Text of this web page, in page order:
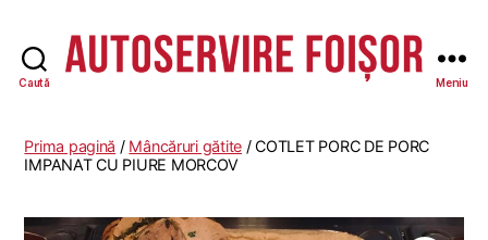
Caută Meniu
Prima pagină / Mâncăruri gătite / COTLET PORC DE PORC
IMPANAT CU PIURE MORCOV